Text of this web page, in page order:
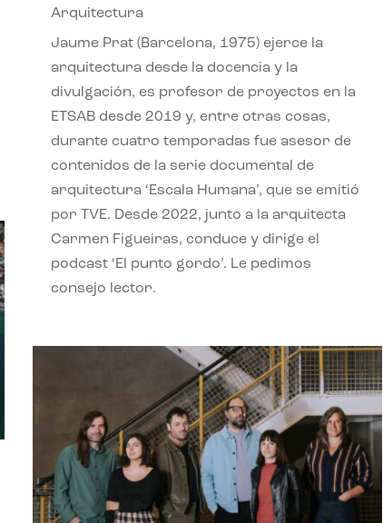
Arquitectura
Jaume Prat (Barcelona, 1975) ejerce la
arquitectura desde la docencia y la
divulgación, es profesor de proyectos en la
ETSAB desde 2019 y, entre otras cosas,
durante cuatro temporadas fue asesor de
contenidos de la serie documental de
arquitectura ‘Escala Humana’, que se emitió
por TVE. Desde 2022, junto a la arquitecta
Carmen Figueiras, conduce y dirige el
podcast ‘El punto gordo’. Le pedimos
consejo lector.